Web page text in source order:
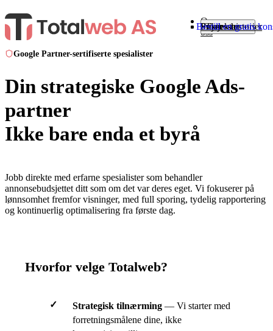
Hjem
Om
oss
Tjenester
Priser
Suksesshistorier
Prosjekter
Bestill en gratis
Google Partner-sertifiserte spesialister
Din strategiske Google Ads-
partner
Ikke bare enda et byrå
Jobb direkte med erfarne spesialister som behandler
annonsebudsjettet ditt som om det var deres eget. Vi fokuserer på
lønnsomhet fremfor visninger, med full sporing, tydelig rapportering
og kontinuerlig optimalisering fra første dag.
Hvorfor velge Totalweb?
✓ Strategisk tilnærming — Vi starter med
forretningsmålene dine, ikke